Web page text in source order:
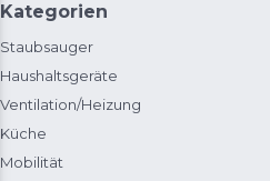
Kategorien
Staubsauger
Haushaltsgeräte
Ventilation/Heizung
Küche
Mobilität